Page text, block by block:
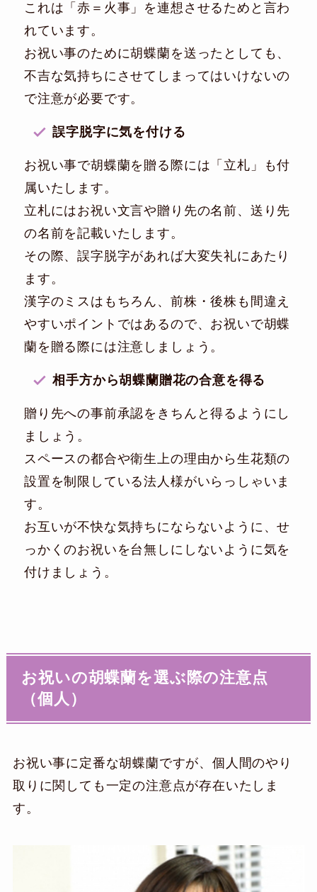
これは「赤＝火事」を連想させるためと言わ
れています。
お祝い事のために胡蝶蘭を送ったとしても、
不吉な気持ちにさせてしまってはいけないの
で注意が必要です。
誤字脱字に気を付ける
お祝い事で胡蝶蘭を贈る際には「立札」も付
属いたします。
立札にはお祝い文言や贈り先の名前、送り先
の名前を記載いたします。
その際、誤字脱字があれば大変失礼にあたり
ます。
漢字のミスはもちろん、前株・後株も間違え
やすいポイントではあるので、お祝いで胡蝶
蘭を贈る際には注意しましょう。
相手方から胡蝶蘭贈花の合意を得る
贈り先への事前承認をきちんと得るようにし
ましょう。
スペースの都合や衛生上の理由から生花類の
設置を制限している法人様がいらっしゃいま
す。
お互いが不快な気持ちにならないように、せ
っかくのお祝いを台無しにしないように気を
付けましょう。
お祝いの胡蝶蘭を選ぶ際の注意点
（個人）
お祝い事に定番な胡蝶蘭ですが、個人間のやり
取りに関しても一定の注意点が存在いたしま
す。